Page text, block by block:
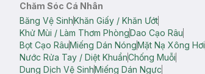
Chăm Sóc Cá Nhân
Băng Vệ SinhKhăn Giấy / Khăn Ướt
Khử Mùi / Làm Thơm PhòngDao Cạo Râu
Bọt Cạo RâuMiếng Dán NóngMặt Nạ Xông Hơi
Nước Rửa Tay / Diệt KhuẩnChống Muỗi
Dung Dịch Vệ SinhMiếng Dán Ngực